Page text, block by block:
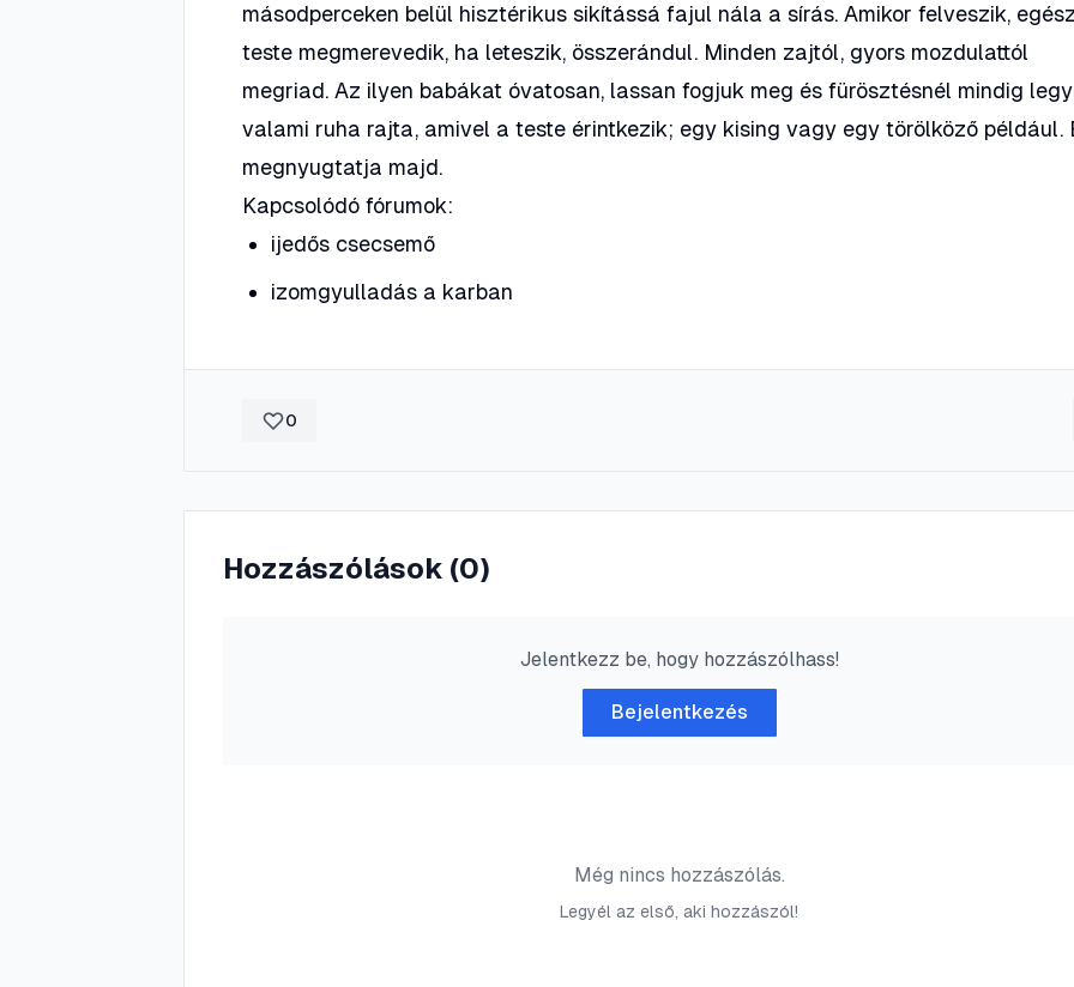
másodperceken belül hisztérikus sikítássá fajul nála a sírás. Amikor felveszik, egész
teste megmerevedik, ha leteszik, összerándul. Minden zajtól, gyors mozdulattól
megriad. Az ilyen babákat óvatosan, lassan fogjuk meg és fürösztésnél mindig
valami ruha rajta, amivel a teste érintkezik; egy kising vagy egy törölköző például.
megnyugtatja majd.
Kapcsolódó fórumok:
ijedős csecsemő
izomgyulladás a karban
0
Hozzászólások (0)
Jelentkezz be, hogy hozzászólhass!
Bejelentkezés
Még nincs hozzászólás.
Legyél az első, aki hozzászól!